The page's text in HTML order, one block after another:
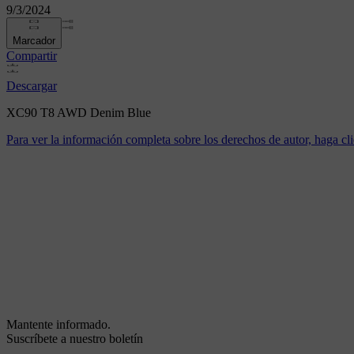
9/3/2024
Marcador
Compartir
Descargar
XC90 T8 AWD Denim Blue
Para ver la información completa sobre los derechos de autor, haga